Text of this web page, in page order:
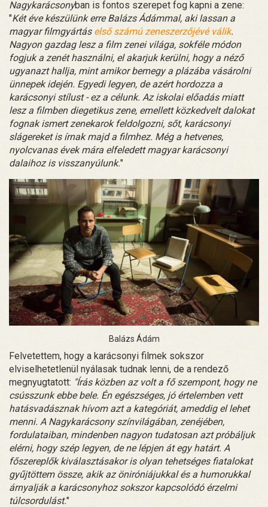
Nagykarácsonyban is fontos szerepet fog kapni a zene:
"Két éve készülünk erre Balázs Ádámmal, aki lassan a
magyar filmgyártás első számú zeneszerzőjévé válik.
Nagyon gazdag lesz a film zenei világa, sokféle módon
fogjuk a zenét használni, el akarjuk kerülni, hogy a néző
ugyanazt hallja, mint amikor bemegy a plázába vásárolni
ünnepek idején. Egyedi legyen, de azért hordozza a
karácsonyi stílust - ez a célunk. Az iskolai előadás miatt
lesz a filmben diegetikus zene, emellett közkedvelt dalokat
fognak ismert zenekarok feldolgozni, sőt, karácsonyi
slágereket is írnak majd a filmhez. Még a hetvenes,
nyolcvanas évek mára elfeledett magyar karácsonyi
dalaihoz is visszanyúlunk."
Balázs Ádám
Felvetettem, hogy a karácsonyi filmek sokszor
elviselhetetlenül nyálasak tudnak lenni, de a rendező
megnyugtatott: "Írás közben az volt a fő szempont, hogy ne
csússzunk ebbe bele. Én egészséges, jó értelemben vett
hatásvadásznak hívom azt a kategóriát, ameddig el lehet
menni. A Nagykarácsony színvilágában, zenéjében,
fordulataiban, mindenben nagyon tudatosan azt próbáljuk
elérni, hogy szép legyen, de ne lépjen át egy határt. A
főszereplők kiválasztásakor is olyan tehetséges fiatalokat
gyűjtöttem össze, akik az öniróniájukkal és a humorukkal
árnyalják a karácsonyhoz sokszor kapcsolódó érzelmi
túlcsordulást."